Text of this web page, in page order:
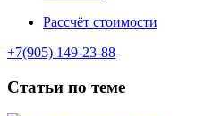
Рассчёт стоимости
+7(905) 149-23-88
Статьи по теме